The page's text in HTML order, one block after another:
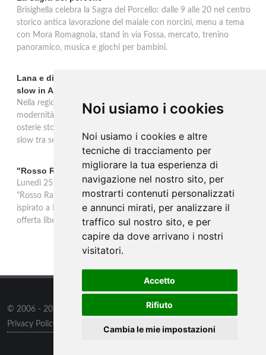
Noi usiamo i cookies
Noi usiamo i cookies e altre
tecniche di tracciamento per
migliorare la tua esperienza di
navigazione nel nostro sito, per
mostrarti contenuti personalizzati
e annunci mirati, per analizzare il
traffico sul nostro sito, e per
capire da dove arrivano i nostri
visitatori.
Accetto
Rifiuto
Cambia le mie impostazioni
Brisighella celebra la Sagra del Porcello: dalle 9 alle 20 nel centro
storico antica lavorazione del maiale con norcini, menu a tema
con Mora Romagnola, stand in via Fossa, mercato, trenino
panoramico, musica e giochi per bambini.
Lana e dintorni: Törggelen, vini d'eccellenza e vacanze
slow in Alto Adige
Nella regione di Lana in Alto Adige tradizione contadina e
modernità si fondono in un'esperienza autentica. Törggelen nelle
osterie storiche, vini da antiche tradizioni vitivinicole e vacanze
slow tra sentieri delle rogge e produttori locali.
"Rosso Rame" in scena a Collepasso il 25 agosto
Lunedì 25 agosto al Palazzo Baronale di Collepasso va in scena
"Rosso Rame", spettacolo di Mary Negro e Gabriele Polimeno
ispirato a Dario Fo e Franca Rame. Ingresso con prenotazione e
offerta libera alle ore 21.
© 2006 - 2026
all rights reserved.
Privacy Policy
Preferenze sui Cookies